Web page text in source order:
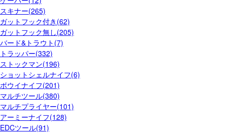
スキナー(265)
ガットフック付き(62)
ガットフック無し(205)
バード&トラウト(7)
トラッパー(332)
ストックマン(196)
ショットシェルナイフ(6)
ボウイナイフ(201)
マルチツール(380)
マルチプライヤー(101)
アーミーナイフ(128)
EDCツール(91)